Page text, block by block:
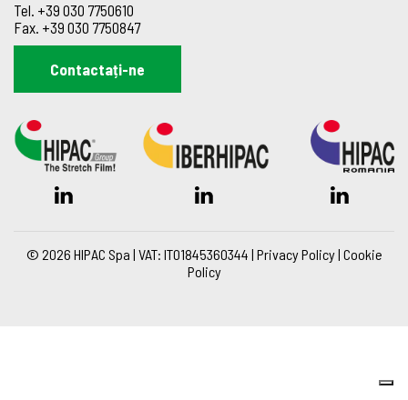
Tel. +39 030 7750610
Fax. +39 030 7750847
Contactați-ne
© 2026 HIPAC Spa | VAT: IT01845360344 | Privacy Policy| Cookie
Policy